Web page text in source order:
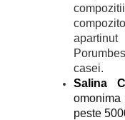
casei.
Salina
omonima
peste